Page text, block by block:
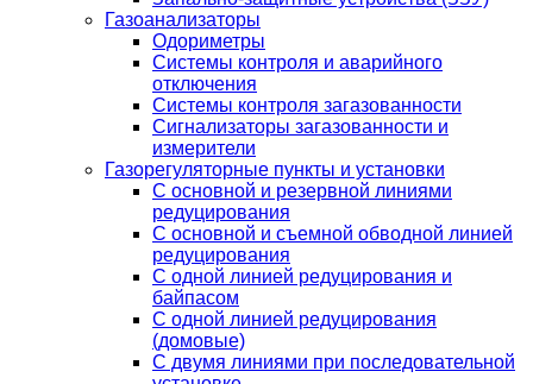
Газоанализаторы
Одориметры
Системы контроля и аварийного
отключения
Системы контроля загазованности
Сигнализаторы загазованности и
измерители
Газорегуляторные пункты и установки
С основной и резервной линиями
редуцирования
С основной и съемной обводной линией
редуцирования
С одной линией редуцирования и
байпасом
С одной линией редуцирования
(домовые)
С двумя линиями при последовательной